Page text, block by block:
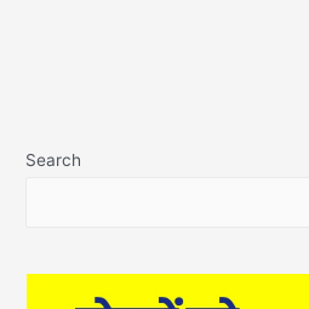
Search